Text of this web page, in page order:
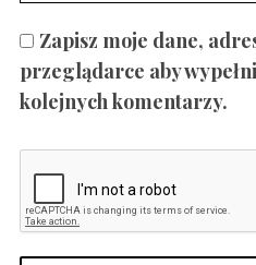
Zapisz moje dane,
przeglądarce aby
kolejnych komentarzy.